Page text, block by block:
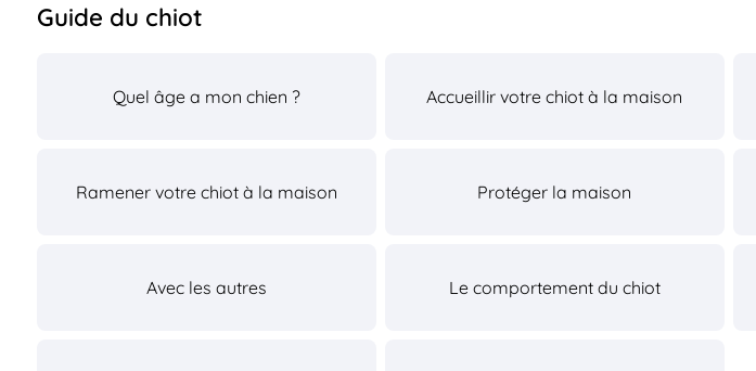
Guide du chiot
Quel âge a mon chien ? Accueillir votre chiot à la maison
Ramener votre chiot à la maison Protéger la maison
Avec les autres Le comportement du chiot